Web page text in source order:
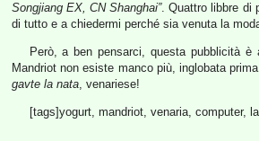
Songjiang EX, CN Shanghai”. Quattro libbre di
di tutto e a chiedermi perché sia venuta la
Però, a ben pensarci, questa pubblicità
Mandriot non esiste manco più, inglobata
gavte la nata, venariese!
[tags]yogurt, mandriot, venaria, computer,